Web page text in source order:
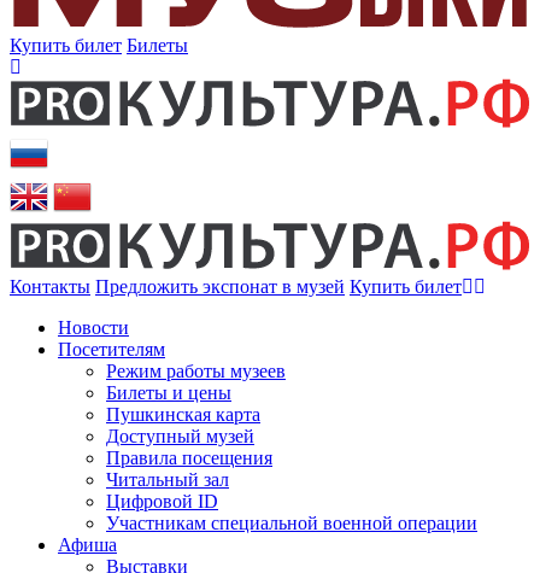
Купить билет Билеты
Контакты Предложить экспонат в музей Купить билет
Новости
Посетителям
Режим работы музеев
Билеты и цены
Пушкинская карта
Доступный музей
Правила посещения
Читальный зал
Цифровой ID
Участникам специальной военной операции
Афиша
Выставки